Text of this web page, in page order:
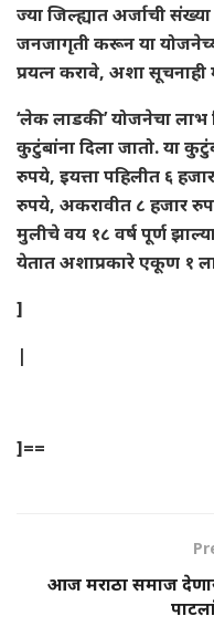
ज्या जिल्ह्यात अर्जाची
जनजागृती करून या
प्रयत्न करावे, अशा सूचनाही
‘लेक लाडकी’ योजनेचा लाभ
कुटुंबांना दिला जातो. या
रुपये, इयत्ता पहिलीत ६
रुपये, अकरावीत ८ हजार
मुलीचे वय १८ वर्ष पूर्ण
येतात अशाप्रकारे एकूण १
]
|
]==
आज मराठा समाज देणार